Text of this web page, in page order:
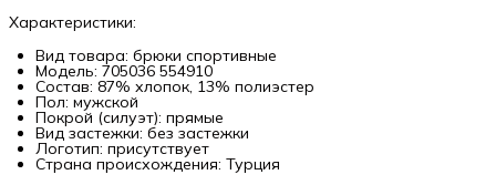
Характеристики:
Вид товара: брюки спортивные
Модель: 705036 554910
Состав: 87% хлопок, 13% полиэстер
Пол: мужской
Покрой (силуэт): прямые
Вид застежки: без застежки
Логотип: присутствует
Страна происхождения: Турция